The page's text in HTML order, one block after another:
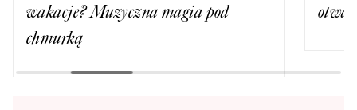
wakacje? Muzyczna magia pod
chmurką